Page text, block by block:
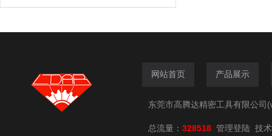
网站首页 产品展示
东莞市高腾达精密工具有限公司
总流量： 328518 管理登陆 技